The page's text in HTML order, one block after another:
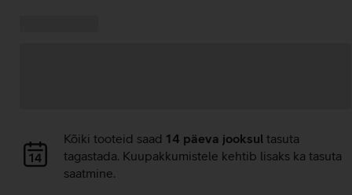
Andmete
laadimine
Kõiki tooteid saad 14 päeva jooksul tasuta
tagastada. Kuupakkumistele kehtib lisaks ka tasuta
saatmine.